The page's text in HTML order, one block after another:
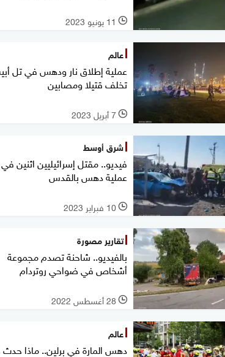
l 11 يونيو 2023
عالم
عملية إطلاق نار ودهس في تل
تخلف قتيلا ومصابين
l 7 أبريل 2023
شرق أوسط
فيديو.. مقتل إسرائيليين اثنين في
عملية دهس بالقدس
l 10 فبراير 2023
تقارير مصورة
بالفيديو.. شاحنة تصدم مجموعة
أشخاص في ضواحي روتردام
l 28 أغسطس 2022
عالم
دهس المارة في برلين.. ماذا